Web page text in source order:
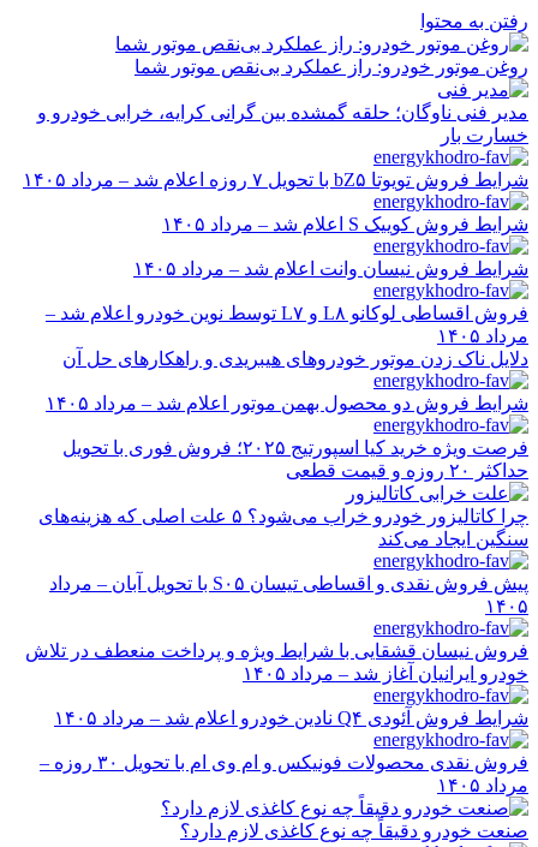
رفتن به محتوا
روغن موتور خودرو: راز عملکرد بی‌نقص موتور شما
مدیر فنی ناوگان؛ حلقه گمشده بین گرانی کرایه، خرابی خودرو و
خسارت بار
شرایط فروش تویوتا bZ۵ با تحویل ۷ روزه اعلام شد – مرداد ۱۴۰۵
شرایط فروش کوییک S اعلام شد – مرداد ۱۴۰۵
شرایط فروش نیسان وانت اعلام شد – مرداد ۱۴۰۵
فروش اقساطی لوکانو L۸ و L۷ توسط نوین خودرو اعلام شد –
مرداد ۱۴۰۵
دلایل ناک زدن موتور خودروهای هیبریدی و راهکارهای حل آن
شرایط فروش دو محصول بهمن موتور اعلام شد – مرداد ۱۴۰۵
فرصت ویژه خرید کیا اسپورتیج ۲۰۲۵؛ فروش فوری با تحویل
حداکثر ۲۰ روزه و قیمت قطعی
چرا کاتالیزور خودرو خراب می‌شود؟ ۵ علت اصلی که هزینه‌های
سنگین ایجاد می‌کند
پیش فروش نقدی و اقساطی تیسان S۰۵ با تحویل آبان – مرداد
۱۴۰۵
فروش نیسان قشقایی با شرایط ویژه و پرداخت منعطف در تلاش
خودرو ایرانیان آغاز شد – مرداد ۱۴۰۵
شرایط فروش آئودی Q۴ نادین خودرو اعلام شد – مرداد ۱۴۰۵
فروش نقدی محصولات فونیکس و ام وی ام با تحویل ۳۰ روزه –
مرداد ۱۴۰۵
صنعت خودرو دقیقاً چه نوع کاغذی لازم دارد؟